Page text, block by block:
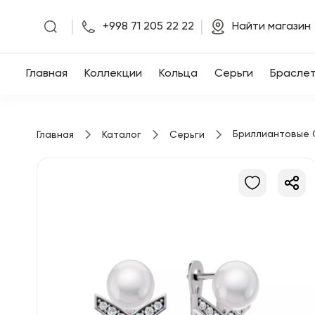
Главная
+998 71 205 22 22 Найти магазин
Главная Коллекции Кольца Серьги
Главная Каталог Серьги Бриллиантовые